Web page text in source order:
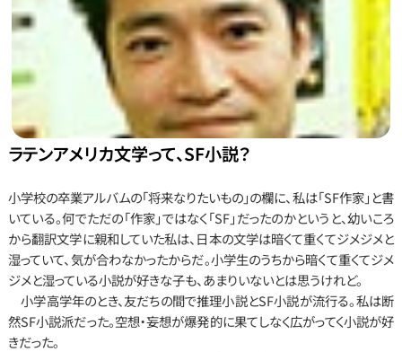
ラテンアメリカ文学って、SF小説？
小学校の卒業アルバムの「将来なりたいもの」の欄に、私は「SF作家」と書
いている。何でただの「作家」ではなく「SF」だったのかというと、幼いころ
から翻訳文学に親和していた私は、日本の文学は暗くて重くてジメジメと
湿っていて、気が合わなかったからだ。小学生のうちから暗くて重くてジメ
ジメと湿っている小説が好きな子も、あまりいないとは思うけれど。
小学高学年のとき、友だちの間で推理小説とSF小説が流行る。私は断
然SF小説派だった。空想・妄想が爆発的に果てしなく広がってく小説が好
きだった。